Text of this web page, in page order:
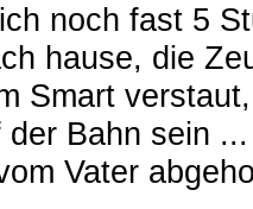
noch fast 5
hause, die
Smart
Bahn sein
Vater